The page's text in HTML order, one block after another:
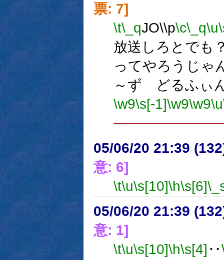
票: 7]
\t\_qJO\\p\c\_q\u
放送しろとでも
ってやろうじゃ
～ず どるふぃ
\w9\s[-1]\w9\w9\u
05/06/20 21:39
意: 6]
\t\u\s[10]\h\s[6]
05/06/20 21:39
意: 1]
\t\u\s[10]\h\s[4] ‥